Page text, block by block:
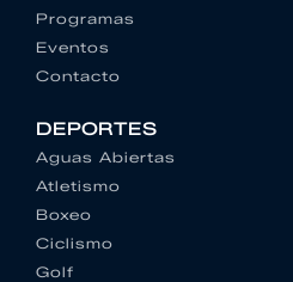
Programas
Eventos
Contacto
DEPORTES
Aguas Abiertas
Atletismo
Boxeo
Ciclismo
Golf